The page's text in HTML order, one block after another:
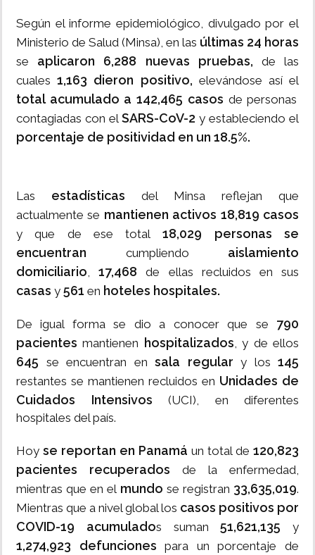
Según el informe epidemiológico, divulgado por el
Ministerio de Salud (Minsa), en las últimas 24 horas
se aplicaron 6,288 nuevas pruebas, de las
cuales1,163 dieron positivo, elevándose así el
total acumulado a 142,465 casos de personas
contagiadas con el SARS-CoV-2 y estableciendo el
porcentaje de positividad en un 18.5%.
Las estadísticas del Minsa reflejan que
actualmente se mantienen activos 18,819 casos
y que de ese total 18,029 personas se
encuentran cumpliendo aislamiento
domiciliario,17,468 de ellas recluidos en sus
casas y 561 en hoteles hospitales.
De igual forma se dio a conocer que se 790
pacientesmantienen hospitalizados, y de ellos
645 se encuentran en sala regular y los 145
restantes se mantienen recluidos en Unidades de
Cuidados Intensivos (UCI), en diferentes
hospitales del país.
Hoy se reportan en Panamá un total de 120,823
pacientes recuperados de la enfermedad,
mientras que en el mundo se registran 33,635,019.
Mientras que a nivel global los casos positivos por
COVID-19 acumulados suman51,621,135 y
1,274,923 defunciones para un porcentaje de